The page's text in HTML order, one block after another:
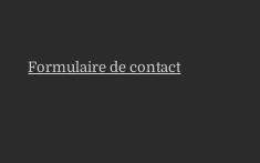
Formulaire de contact